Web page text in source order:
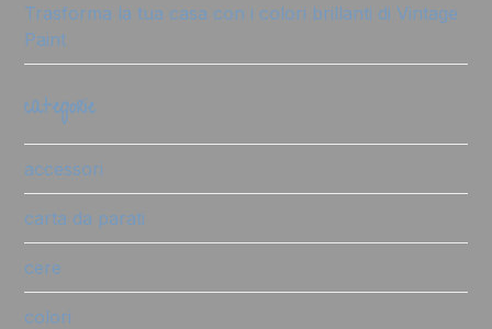
Trasforma la tua casa con i colori brillanti di Vintage
Paint
categorie
accessori
carta da parati
cere
colori